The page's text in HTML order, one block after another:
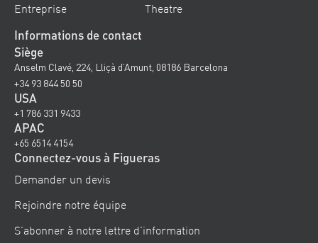
Entreprise
Theatre
Informations de contact
Siège
Anselm Clavé, 224, Lliçà d’Amunt, 08186 Barcelona
+34 93 844 50 50
USA
+1 786 331 9433
APAC
+65 6514 4154
Connectez-vous à Figueras
Demander un devis
Rejoindre notre équipe
S’abonner à notre lettre d’information